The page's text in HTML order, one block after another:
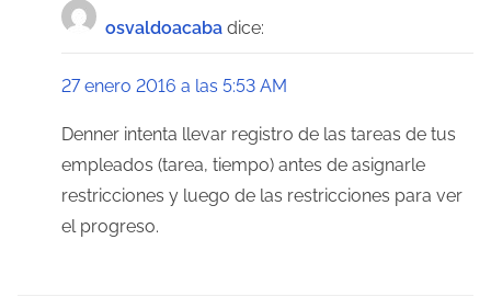
osvaldoacaba dice:
27 enero 2016 a las 5:53 AM
Denner intenta llevar registro de las tareas de tus
empleados (tarea, tiempo) antes de asignarle
restricciones y luego de las restricciones para ver
el progreso.